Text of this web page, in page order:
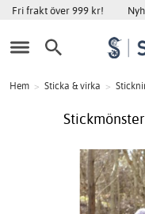
Fri frakt över 999 kr!
Hem > Sticka & virka >